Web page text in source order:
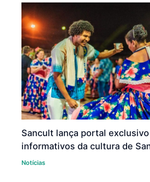
Sancult lança portal exclusivo
informativos da cultura de
Notícias